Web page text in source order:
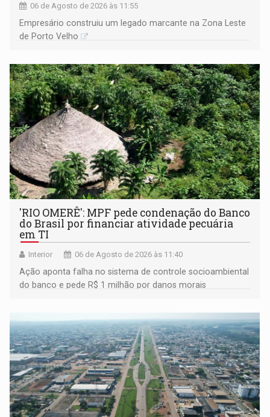
06 de Agosto de 2026 às 11:55
Empresário construiu um legado marcante na Zona Leste
de Porto Velho
'RIO OMERÊ': MPF pede condenação do Banco
do Brasil por financiar atividade pecuária
em TI
Interior 06 de Agosto de 2026 às 11:40
Ação aponta falha no sistema de controle socioambiental
do banco e pede R$ 1 milhão por danos morais